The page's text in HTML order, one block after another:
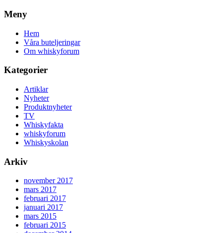
Meny
Hem
Våra buteljeringar
Om whiskyforum
Kategorier
Artiklar
Nyheter
Produktnyheter
TV
Whiskyfakta
whiskyforum
Whiskyskolan
Arkiv
november 2017
mars 2017
februari 2017
januari 2017
mars 2015
februari 2015